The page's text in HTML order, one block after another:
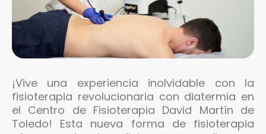
¡Vive una experiencia inolvidable con la
fisioterapia revolucionaria con diatermia en
el Centro de Fisioterapia David Martín de
Toledo! Esta nueva forma de fisioterapia